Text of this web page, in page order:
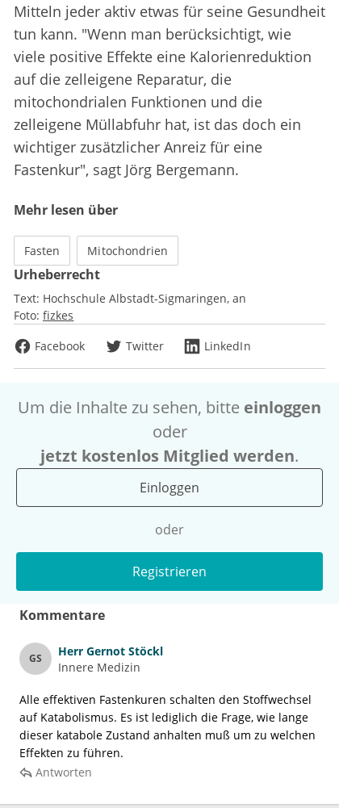
Mitteln jeder aktiv etwas für seine Gesundheit
tun kann. "Wenn man berücksichtigt, wie
viele positive Effekte eine Kalorienreduktion
auf die zelleigene Reparatur, die
mitochondrialen Funktionen und die
zelleigene Müllabfuhr hat, ist das doch ein
wichtiger zusätzlicher Anreiz für eine
Fastenkur", sagt Jörg Bergemann.
Mehr lesen über
Fasten Mitochondrien
Urheberrecht
Text: Hochschule Albstadt-Sigmaringen an
Foto: fizkes
Facebook
Twitter LinkedIn
Um die Inhalte zu sehen, bitte einloggen
oder
jetzt kostenlos Mitglied werden.
Einloggen
oder
Registrieren
Kommentare
GS Herr Gernot Stöckl
Innere Medizin
Alle effektiven Fastenkuren schalten den Stoffwechsel
auf Katabolismus. Es ist lediglich die Frage, wie lange
dieser katabole Zustand anhalten muß um zu welchen
Effekten zu führen.
Antworten